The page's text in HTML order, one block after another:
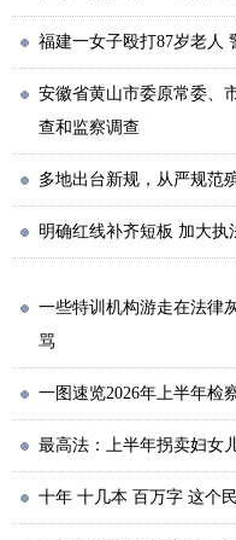
福建一女子殴打87岁老人
安徽省黄山市委原常委、
查和监察调查
多地出台新规，从严规范
明确红线补齐短板 加大执
一些特训机构游走在法律
骂
一图速览2026年上半年检
最高法：上半年拐卖妇女
十年 十几本 百万字 这个